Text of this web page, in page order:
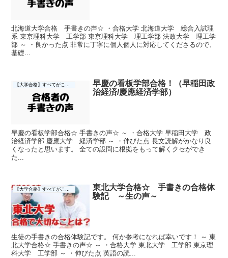
北海道大学合格 手書きの声☆ ・合格大学 北海道大学 総合入試理
系 東京理科大学 工学部 東京理科大学 理工学部 法政大学 理工学
部 ～ ・良かった点 非常に丁寧に個人個人に対応してくださるので、
基礎...
【大学合格】すべてがここに☆
早慶の看板学部合格！（早稲田政
治経済/慶應経済学部）
早慶の看板学部合格☆ 手書きの声☆ ～ ・合格大学 早稲田大学 政
治経済学部 慶應大学 経済学部 ～ ・伸びた点 長文読解がかなり良
くなったと思います。 全ての設問に根拠をもって解くクセができ
た...
東北大学合格☆ 手書きの合格体
験記 ～生の声～
生徒の手書きの合格体験記です。 何か参考になれば幸いです！ ～ 東
北大学合格☆ 手書きの声☆ ～ ・合格大学 東北大学 工学部 東京理
科大学 工学部 ～ ・伸びた点 英語の読...